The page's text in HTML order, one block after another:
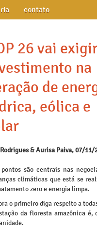
contato
26 vai
na
de
eólica e
& Aurisa Paiva, 07/11/
pontos são centrais nas
climáticas que está se
zero e energia limpa.
o primeiro diga respeito a
da floresta amazônica